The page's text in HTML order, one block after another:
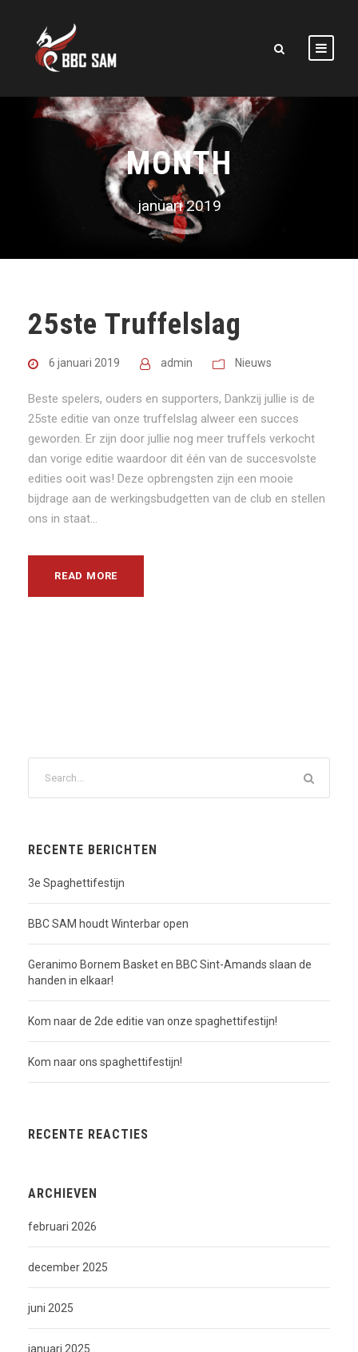
MONTH
januari 2019
25ste Truffelslag
6 januari 2019 admin Nieuws
Beste spelers, ouders en supporters, Dankzij jullie is de
25ste editie van onze truffelslag alweer een succes
geworden. Er zijn door jullie nog meer truffels verkocht
dan vorige editie waardoor dit één van de succesvolste
edities ooit was! Deze opbrengsten zijn een mooie
bijdrage aan de werkingsbudgetten van de club en stellen
ons in staat...
READ MORE
RECENTE BERICHTEN
3e Spaghettifestijn
BBC SAM houdt Winterbar open
Geranimo Bornem Basket en BBC Sint-Amands slaan de
handen in elkaar!
Kom naar de 2de editie van onze spaghettifestijn!
Kom naar ons spaghettifestijn!
RECENTE REACTIES
ARCHIEVEN
februari 2026
december 2025
juni 2025
januari 2025